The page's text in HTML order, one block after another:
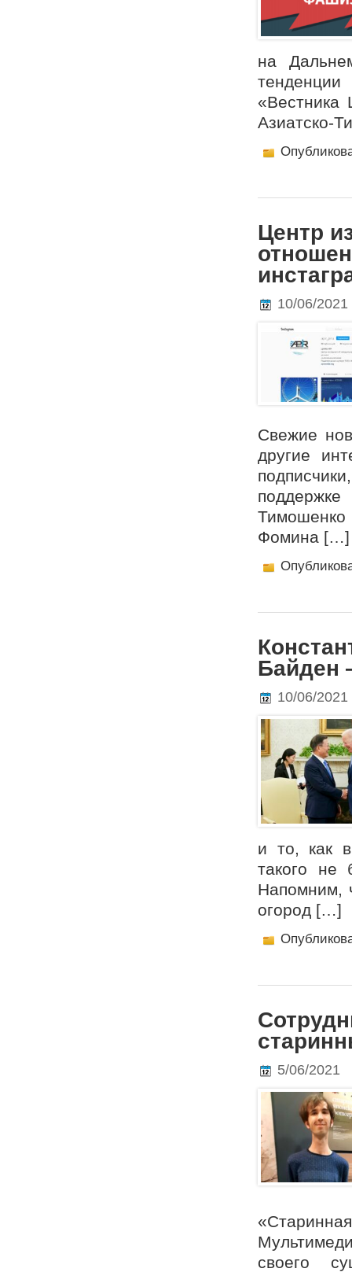
на
«Вестника
Азиатско-
Центр
10/06/2021
Свежие
другие
Тимошенко
Фомина […]
Байден
10/06/2021
и то, как
такого не
Напомним,
огород […]
5/06/2021
своего